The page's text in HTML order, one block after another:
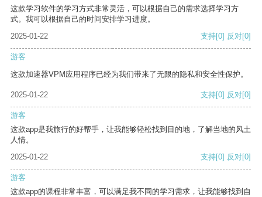
这款学习软件的学习方式非常灵活，可以根据自己的需求选择学习方
式。我可以根据自己的时间安排学习进度。
2025-01-22
支持[0] 反对[0]
游客
这款加速器VPM应用程序已经为我们带来了无限的隐私和安全性保护。
2025-01-22 支持[0] 反对[0]
游客
这款app是我旅行的好帮手，让我能够轻松找到目的地，了解当地的风土
人情。
2025-01-22
支持[0] 反对[0]
游客
这款app的课程非常丰富，可以满足我不同的学习需求，让我能够找到自